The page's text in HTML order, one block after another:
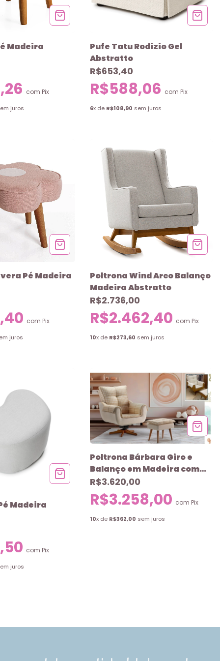
Madeira
com Pix
juros
Pufe Tatu Rodizio Gel
Abstratto
R$653,40
R$588,06 com Pix
6x de R$108,90 sem juros
Pé Madeira
com Pix
juros
Poltrona Wind Arco Balanço
Madeira Abstratto
R$2.736,00
R$2.462,40 com Pix
10x de R$273,60 sem juros
Madeira
com Pix
juros
Poltrona Bárbara Giro e
Balanço em Madeira com
Pufe Pé Palito VitCouro
R$3.620,00
R$3.258,00 com Pix
10x de R$362,00 sem juros